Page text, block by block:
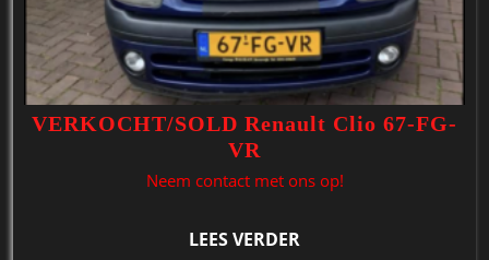
VERKOCHT/SOLD Renault Clio 67-FG-
VR
Neem contact met ons op!
LEES VERDER